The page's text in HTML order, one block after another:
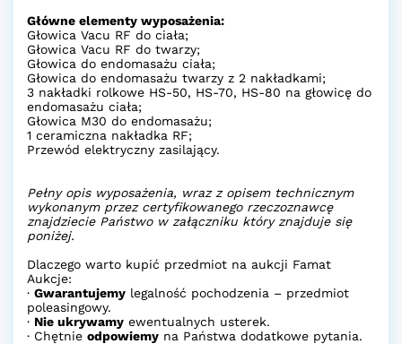
Główne elementy wyposażenia:
Głowica Vacu RF do ciała;
Głowica Vacu RF do twarzy;
Głowica do endomasażu ciała;
Głowica do endomasażu twarzy z 2 nakładkami;
3 nakładki rolkowe HS-50, HS-70, HS-80 na głowicę do
endomasażu ciała;
Głowica M30 do endomasażu;
1 ceramiczna nakładka RF;
Przewód elektryczny zasilający.
Pełny opis wyposażenia, wraz z opisem technicznym
wykonanym przez certyfikowanego rzeczoznawcę
znajdziecie Państwo w załączniku który znajduje się
poniżej.
Dlaczego warto kupić przedmiot na aukcji Famat
Aukcje:
· Gwarantujemy legalność pochodzenia – przedmiot
poleasingowy.
· Nie ukrywamy ewentualnych usterek.
· Chętnie odpowiemy na Państwa dodatkowe pytania.